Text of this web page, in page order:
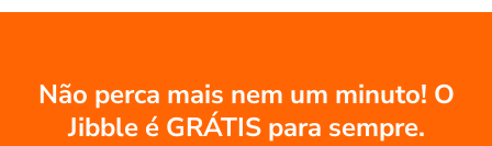
Não perca mais nem um minuto! O
Jibble é GRÁTIS para sempre.